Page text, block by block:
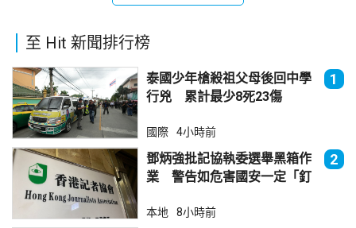
至 Hit 新聞排行榜
泰國少年槍殺祖父母後回中學
行兇 累計最少8死23傷
1
國際 4小時前
鄧炳強批記協執委選舉黑箱作
業 警告如危害國安一定「釘
2
本地 8小時前